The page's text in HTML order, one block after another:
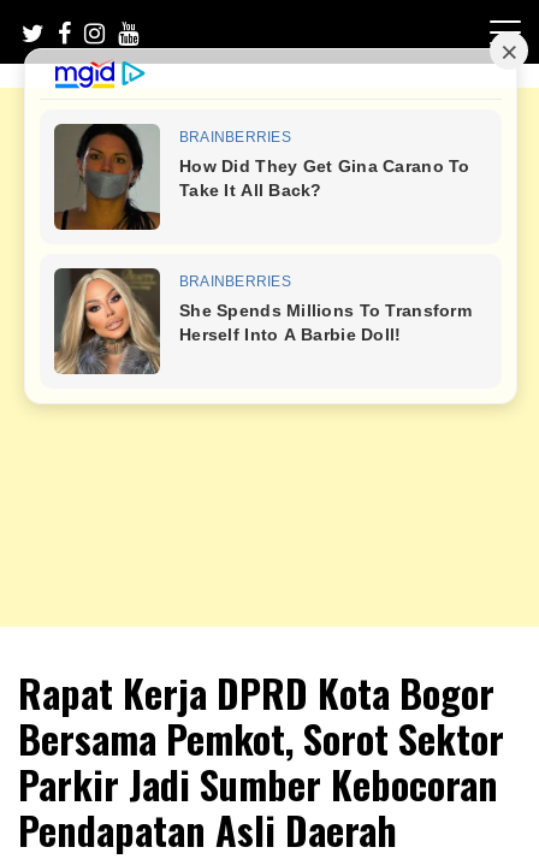
content
NKRIPOST
Rapat Kerja DPRD Kota Bogor
Bersama Pemkot, Sorot Sektor
Parkir Jadi Sumber Kebocoran
Pendapatan Asli Daerah